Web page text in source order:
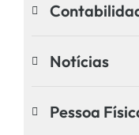
Notícias
Pessoa